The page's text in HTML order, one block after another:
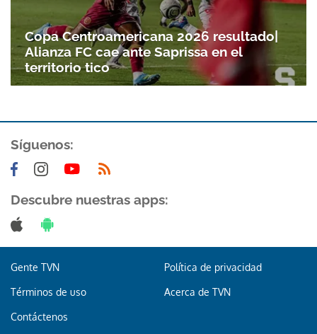
Copa Centroamericana 2026 resultado|
Alianza FC cae ante Saprissa en el
territorio tico
Síguenos:
Descubre nuestras apps:
Gente TVN Política de privacidad
Términos de uso Acerca de TVN
Contáctenos